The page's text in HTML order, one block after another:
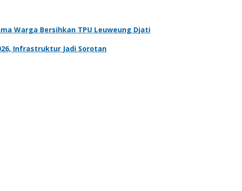
Warga Bersihkan TPU Leuweung Djati
Infrastruktur Jadi Sorotan